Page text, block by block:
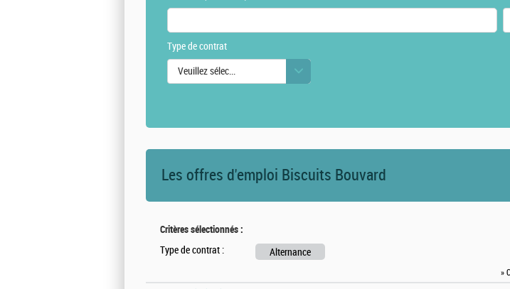
Type de contrat
Veuillez sélectionner une ou des valeurs
Les offres d'emploi Biscuits Bouvard
Critères sélectionnés :
Type de contrat : Alternance
»